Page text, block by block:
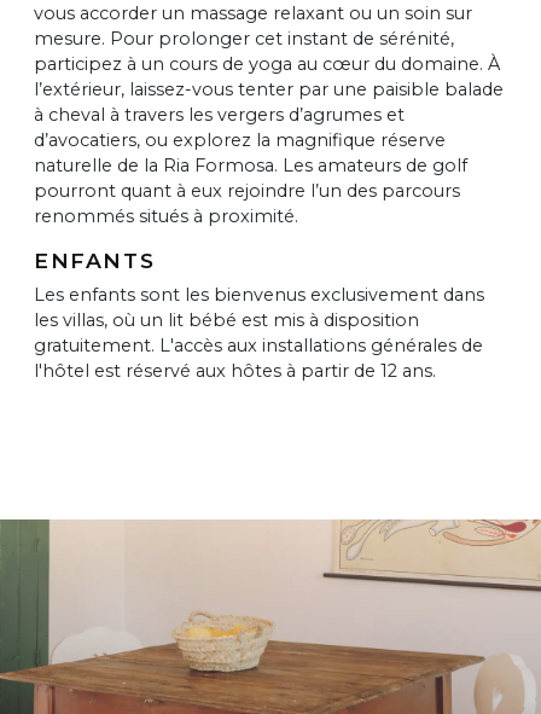
vous accorder un massage relaxant ou un soin sur
mesure. Pour prolonger cet instant de sérénité,
participez à un cours de yoga au cœur du domaine. À
l’extérieur, laissez-vous tenter par une paisible balade
à cheval à travers les vergers d’agrumes et
d’avocatiers, ou explorez la magnifique réserve
naturelle de la Ria Formosa. Les amateurs de golf
pourront quant à eux rejoindre l’un des parcours
renommés situés à proximité.
ENFANTS
Les enfants sont les bienvenus exclusivement dans
les villas, où un lit bébé est mis à disposition
gratuitement. L'accès aux installations générales de
l'hôtel est réservé aux hôtes à partir de 12 ans.